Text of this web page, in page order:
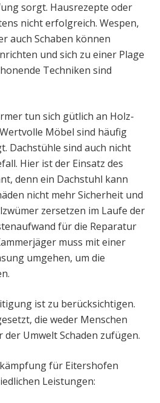
sorgt. Hausrezepte oder
nicht erfolgreich. Wespen,
auch Schaben können
und sich zu einer Plage
Techniken sind
tun sich gütlich an Holz-
Möbel sind häufig
Dachstühle sind auch nicht
Hier ist der Einsatz des
denn ein Dachstuhl kann
nicht mehr Sicherheit und
zersetzen im Laufe der
für die Reparatur
muss mit einer
umgehen, um die
ist zu berücksichtigen.
die weder Menschen
Umwelt Schaden zufügen.
für Eitershofen
Leistungen: